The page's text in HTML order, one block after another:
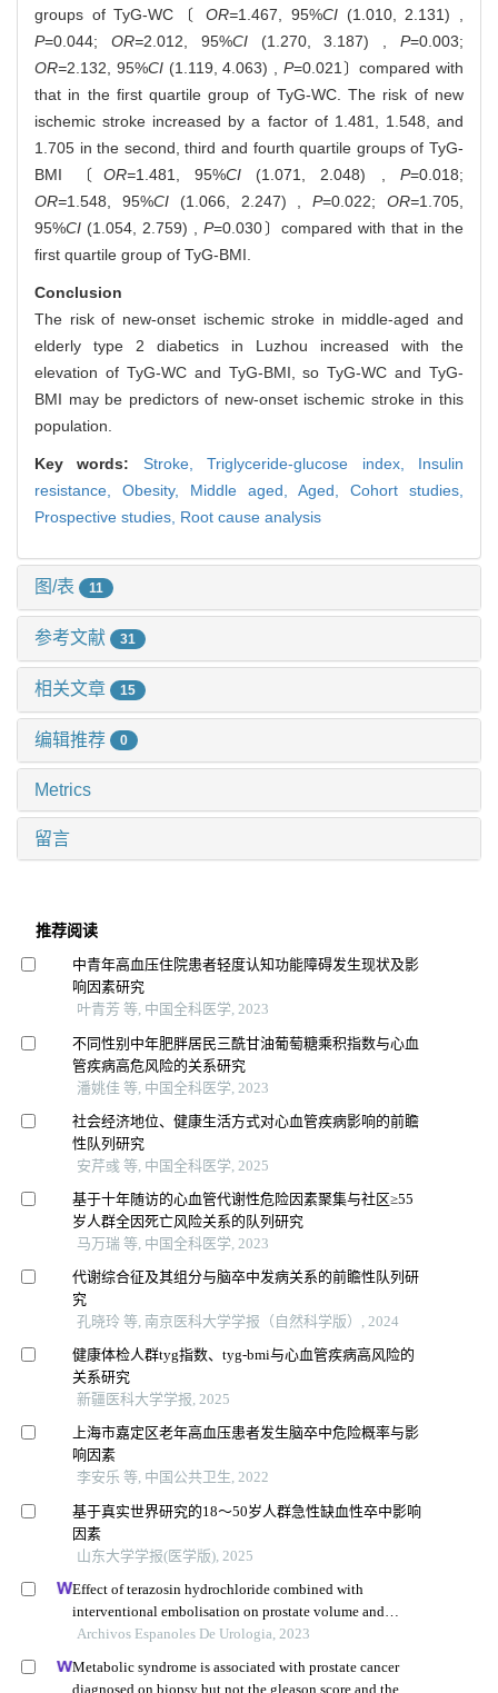
groups of TyG-WC〔OR=1.467, 95%CI (1.010, 2.131) ,
P=0.044; OR=2.012, 95%CI(1.270, 3.187) ,P=0.003;
OR=2.132, 95%CI(1.119, 4.063) , P=0.021〕compared with
that in the first quartile group of TyG-WC. The risk of new
ischemic stroke increased by a factor of 1.481, 1.548, and
1.705 in the second, third and fourth quartile groups of TyG-
BMI 〔 OR=1.481, 95%CI(1.071, 2.048) ,P=0.018;
OR=1.548, 95%CI(1.066, 2.247) ,P=0.022;OR=1.705,
95%CI (1.054, 2.759) ,P=0.030〕compared with that in the
first quartile group of TyG-BMI.
Conclusion
The risk of new-onset ischemic stroke in middle-aged and
elderly type 2 diabetics in Luzhou increased with the
elevation of TyG-WC and TyG-BMI, so TyG-WC and TyG-
BMI may be predictors of new-onset ischemic stroke in this
population.
Key words: Stroke,Triglyceride-glucose index, Insulin
resistance, Obesity, Middle aged, Aged, Cohort studies,
Prospective studies, Root cause analysis
图/表 11
参考文献 31
相关文章 15
编辑推荐 0
Metrics
留言
推荐阅读
中青年高血压住院患者轻度认知功能障碍发生现状及影
响因素研究
叶青芳 等, 中国全科医学, 2023
不同性别中年肥胖居民三酰甘油葡萄糖乘积指数与心血
管疾病高危风险的关系研究
潘姚佳 等, 中国全科医学, 2023
社会经济地位、健康生活方式对心血管疾病影响的前瞻
性队列研究
安芹彧 等, 中国全科医学, 2025
基于十年随访的心血管代谢性危险因素聚集与社区≥55
岁人群全因死亡风险关系的队列研究
马万瑞 等, 中国全科医学, 2023
代谢综合征及其组分与脑卒中发病关系的前瞻性队列研
究
孔晓玲 等, 南京医科大学学报（自然科学版）, 2024
健康体检人群tyg指数、tyg-bmi与心血管疾病高风险的
关系研究
新疆医科大学学报, 2025
上海市嘉定区老年高血压患者发生脑卒中危险概率与影
响因素
李安乐 等, 中国公共卫生, 2022
基于真实世界研究的18～50岁人群急性缺血性卒中影响
因素
山东大学学报(医学版), 2025
Effect of terazosin hydrochloride combined with
interventional embolisation on prostate volume and
quality of life of elderly patients with prostatic hyperplasia
Archivos Espanoles De Urologia, 2023
Metabolic syndrome is associated with prostate cancer
diagnosed on biopsy but not the gleason score and the